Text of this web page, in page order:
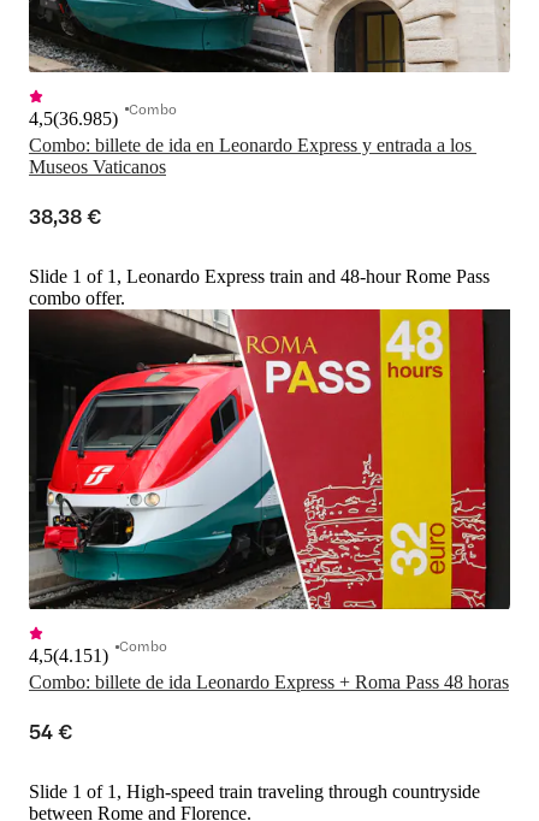
Combo: billete de ida en Leonardo Express y entrada a los
Museos Vaticanos
4,5(36.985) Combo
38,38 €
Slide 1 of 1, Leonardo Express train and 48-hour Rome Pass
combo offer.
Combo: billete de ida Leonardo Express + Roma Pass 48 horas
4,5(4.151) Combo
54 €
Slide 1 of 1, High-speed train traveling through countryside
between Rome and Florence.